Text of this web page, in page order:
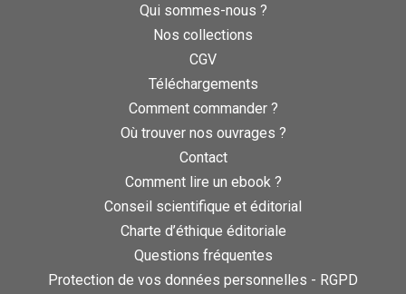
Qui sommes-nous ?
Nos collections
CGV
Téléchargements
Comment commander ?
Où trouver nos ouvrages ?
Contact
Comment lire un ebook ?
Conseil scientifique et éditorial
Charte d’éthique éditoriale
Questions fréquentes
Protection de vos données personnelles - RGPD